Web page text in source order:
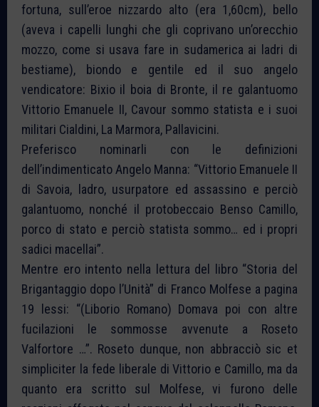
fortuna, sull’eroe nizzardo alto (era 1,60cm), bello
(aveva i capelli lunghi che gli coprivano un’orecchio
mozzo, come si usava fare in sudamerica ai ladri di
bestiame), biondo e gentile ed il suo angelo
vendicatore: Bixio il boia di Bronte, il re galantuomo
Vittorio Emanuele II, Cavour sommo statista e i suoi
militari Cialdini, La Marmora, Pallavicini.
Preferisco nominarli con le definizioni
dell’indimenticato Angelo Manna: “Vittorio Emanuele II
di Savoia, ladro, usurpatore ed assassino e perciò
galantuomo, nonché il protobeccaio Benso Camillo,
porco di stato e perciò statista sommo… ed i propri
sadici macellai”.
Mentre ero intento nella lettura del libro “Storia del
Brigantaggio dopo l’Unità” di Franco Molfese a pagina
19 lessi: “(Liborio Romano) Domava poi con altre
fucilazioni le sommosse avvenute a Roseto
Valfortore …”. Roseto dunque, non abbracciò sic et
simpliciter la fede liberale di Vittorio e Camillo, ma da
quanto era scritto sul Molfese, vi furono delle